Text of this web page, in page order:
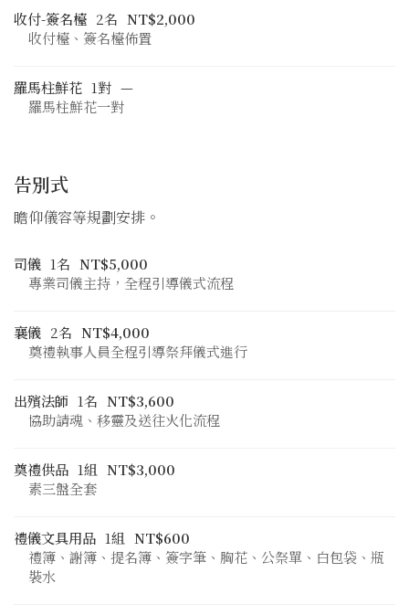
收付-簽名檯 2名 NT$2,000
收付檯、簽名檯佈置
羅馬柱鮮花 1對 —
羅馬柱鮮花一對
告別式
瞻仰儀容等規劃安排。
司儀 1名 NT$5,000
專業司儀主持，全程引導儀式流程
襄儀 2名 NT$4,000
奠禮執事人員全程引導祭拜儀式進行
出殯法師 1名 NT$3,600
協助請魂、移靈及送往火化流程
奠禮供品 1組 NT$3,000
素三盤全套
禮儀文具用品 1組 NT$600
禮簿、謝簿、提名簿、簽字筆、胸花、公祭單、白包袋、瓶
裝水